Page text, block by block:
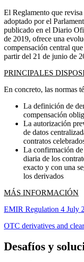
El Reglamento que
adoptado por el
publicado en el Diario
de 2019, ofrece una
compensación central
partir del 21 de junio de
PRINCIPALES
En concreto, las normas
La definición de
compensación
La autorización
de datos
contratos
La confirmación
diaria de los
exacto y con una
los derivados
MÁS INFORMACIÓN
EMIR Regulation 4 July
OTC derivatives and
Desafíos y